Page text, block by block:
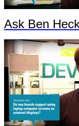
Ask Ben